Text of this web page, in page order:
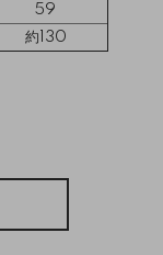
59
約130